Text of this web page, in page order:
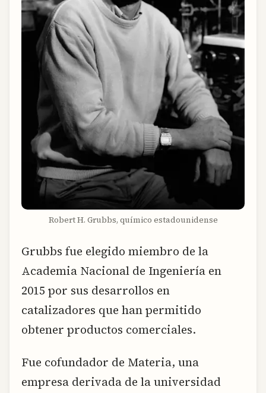
Robert H. Grubbs, químico estadounidense
Grubbs fue elegido miembro de la
Academia Nacional de Ingeniería en
2015 por sus desarrollos en
catalizadores que han permitido
obtener productos comerciales.
Fue cofundador de Materia, una
empresa derivada de la universidad